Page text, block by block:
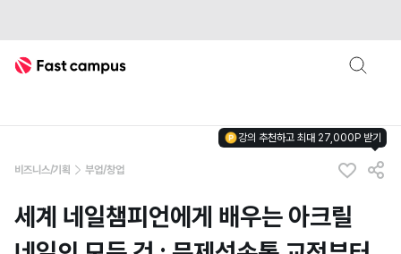
Fast Campus
비즈니스/기획 부업/창업
강의 추천하고 최대 27,000P 받기
세계 네일챔피언에게 배우는 아크릴